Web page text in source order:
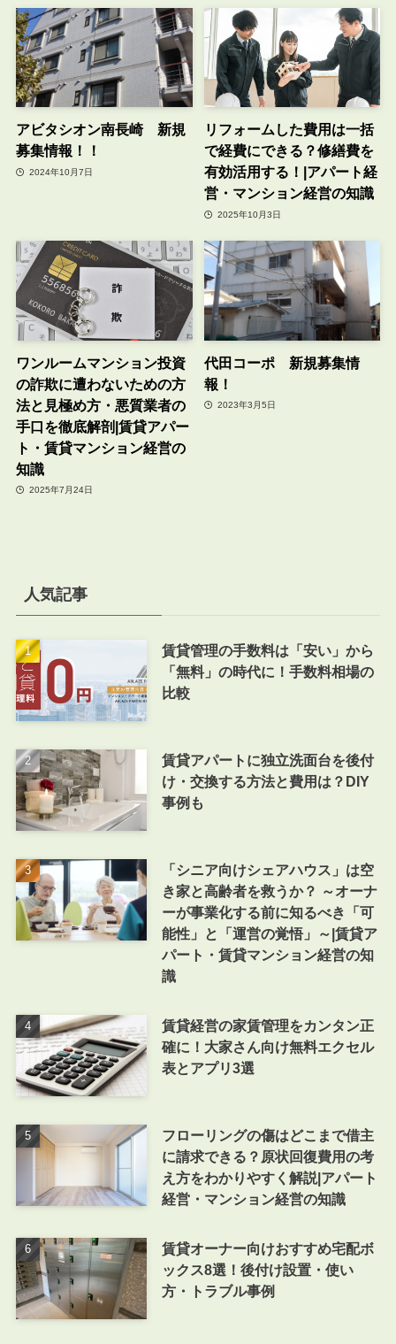
アビタシオン南長崎 新規
募集情報！！
2024年10月7日
リフォームした費用は一括
で経費にできる？修繕費を
有効活用する！|アパート経
営・マンション経営の知識
2025年10月3日
ワンルームマンション投資
の詐欺に遭わないための方
法と見極め方・悪質業者の
手口を徹底解剖|賃貸アパー
ト・賃貸マンション経営の
知識
2025年7月24日
代田コーポ 新規募集情
報！
2023年3月5日
人気記事
賃貸管理の手数料は「安い」から
「無料」の時代に！手数料相場の
比較
賃貸アパートに独立洗面台を後付
け・交換する方法と費用は？DIY
事例も
「シニア向けシェアハウス」は空
き家と高齢者を救うか？ ～オーナ
ーが事業化する前に知るべき「可
能性」と「運営の覚悟」～|賃貸ア
パート・賃貸マンション経営の知
識
賃貸経営の家賃管理をカンタン正
確に！大家さん向け無料エクセル
表とアプリ3選
フローリングの傷はどこまで借主
に請求できる？原状回復費用の考
え方をわかりやすく解説|アパート
経営・マンション経営の知識
賃貸オーナー向けおすすめ宅配ボ
ックス8選！後付け設置・使い
方・トラブル事例